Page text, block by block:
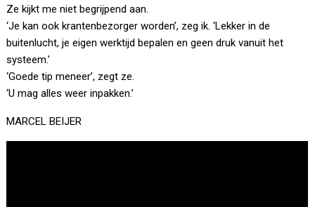
Ze kijkt me niet begrijpend aan.
‘Je kan ook krantenbezorger worden’, zeg ik. ‘Lekker in de
buitenlucht, je eigen werktijd bepalen en geen druk vanuit het
systeem.’
‘Goede tip meneer’, zegt ze.
‘U mag alles weer inpakken.’
MARCEL BEIJER